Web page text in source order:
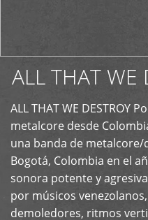
ALL THAT WE
ALL THAT WE DESTROY
metalcore desde
una banda de
Bogotá, Colombia en el
sonora potente y
por músicos
demoledores, ritmos